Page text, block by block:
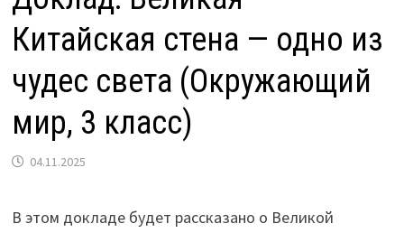
Китайская стена — одно из
чудес света (Окружающий
мир, 3 класс)
04.11.2025
В этом докладе будет рассказано о Великой